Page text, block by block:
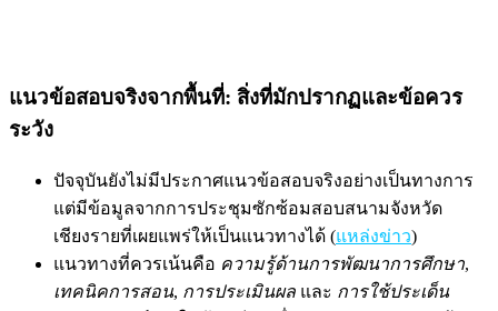
แนวข้อสอบจริงจากพื้นที่: สิ่งที่มักปรากฏและข้อควร
ระวัง
ปัจจุบันยังไม่มีประกาศแนวข้อสอบจริงอย่างเป็นทางการ
แต่มีข้อมูลจากการประชุมซักซ้อมสอบสนามจังหวัด
เชียงรายที่เผยแพร่ให้เป็นแนวทางได้ (แหล่งข่าว)
แนวทางที่ควรเน้นคือ ความรู้ด้านการพัฒนาการศึกษา,
เทคนิคการสอน, การประเมินผล และ การใช้ประเด็น